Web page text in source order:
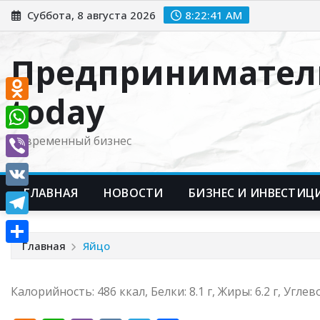
Перейти
к
Суббота, 8 августа 2026 8:22:42 AM
today
Современный бизнес
ГЛАВНАЯ НОВОСТИ БИЗНЕС И
Главная Яйцо
Калорийность: 486 ккал, Белки: 8.1 г, Жиры: 6.2 г,
Odnoklassniki
WhatsApp
Viber
VK
Telegram
Отправить